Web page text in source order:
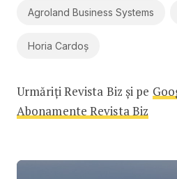
Agroland Business Systems
Horia Cardoș
Urmăriți Revista Biz și pe
Abonamente Revista Biz